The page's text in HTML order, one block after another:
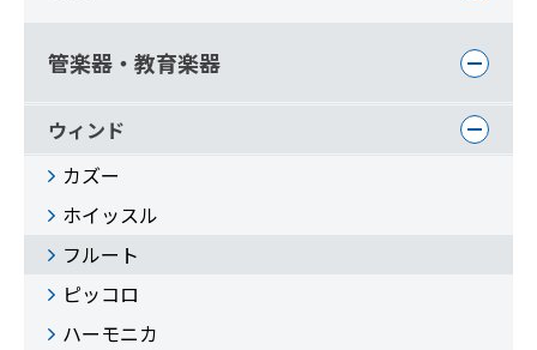
管楽器・教育楽器
ウィンド
カズー
ホイッスル
フルート
ピッコロ
ハーモニカ